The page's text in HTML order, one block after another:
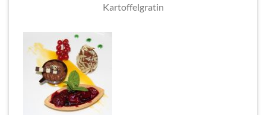
Kartoffelgratin